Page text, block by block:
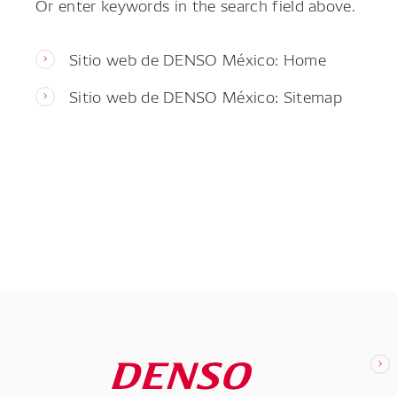
Sitio web de DENSO México: Home
Sitio web de DENSO México: Sitemap